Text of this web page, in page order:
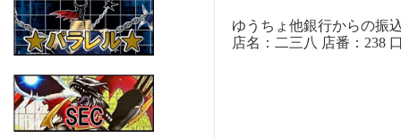
ゆうちょ他銀行からの振
店名：二三八 店番：238